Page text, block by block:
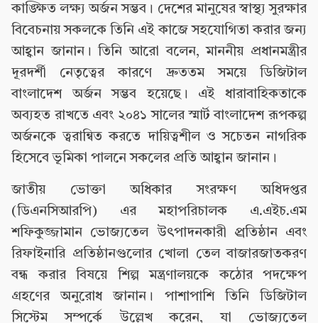
কাঙ্ক্ষিত লক্ষ্য অর্জন সম্ভব। দেশের মানুষের স্বাস্থ্য সুরক্ষার
বিবেচনায় সকলকে তিনি এই কাজে সহযোগিতা করার জন্য
আহ্বান জানান। তিনি আরো বলেন, মাননীয় প্রধানমন্ত্রীর
দূরদর্শী নেতৃত্বের কারণে দ্রুততম সময়ে ডিজিটাল
বাংলাদেশ অর্জন সম্ভব হয়েছে। এই ধারাবাহিকতাকে
অব্যহত রাখতে এবং ২০৪১ সালের স্মার্ট বাংলাদেশ রূপকল্প
অর্জনকে ত্বরান্বিত করতে দায়িত্বশীল ও সচেতন নাগরিক
হিসেবে ভূমিকা পালনে সকলের প্রতি আহ্বান জানান।
জাতীয় ভোক্তা অধিকার সংরক্ষণ অধিদপ্তর
(ডিএনসিআরপি) এর মহাপরিচালক এ.এইচ.এম
শফিকুজ্জামান ভোজ্যতেল উৎপাদনকারী প্র্রতিষ্ঠান এবং
রিফাইনারি প্রতিষ্ঠানগুলোর খোলা তেল বাজারজাতকরণ
বন্ধ করার বিষয়ে শিল্প মন্ত্রণালয়কে কঠোর পদক্ষেপ
গ্রহণের অনুরোধ জানান। পাশাপাশি তিনি ডিজিটাল
সিস্টেম সম্পর্কে উল্লেখ করেন, যা ভোজ্যতেল